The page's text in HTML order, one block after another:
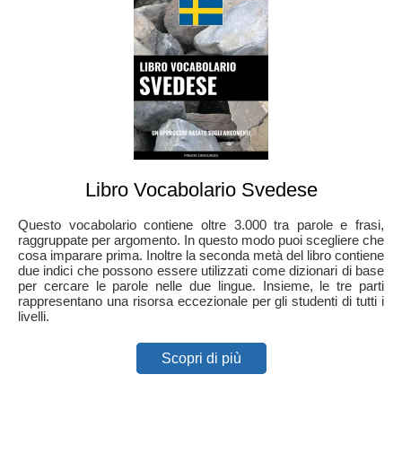
Libro Vocabolario Svedese
Questo vocabolario contiene oltre 3.000 tra parole e frasi,
raggruppate per argomento. In questo modo puoi scegliere che
cosa imparare prima. Inoltre la seconda metà del libro contiene
due indici che possono essere utilizzati come dizionari di base
per cercare le parole nelle due lingue. Insieme, le tre parti
rappresentano una risorsa eccezionale per gli studenti di tutti i
livelli.
Scopri di più